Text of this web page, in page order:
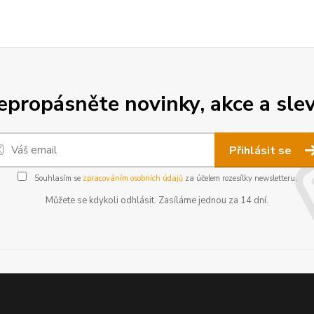
novinky, akce a
Přihlásit se
Souhlasím se zpracováním osobních údajůza účelem rozesílky newsletteru.
Můžete se kdykoli odhlásit. Zasíláme jednou za 14 dní.